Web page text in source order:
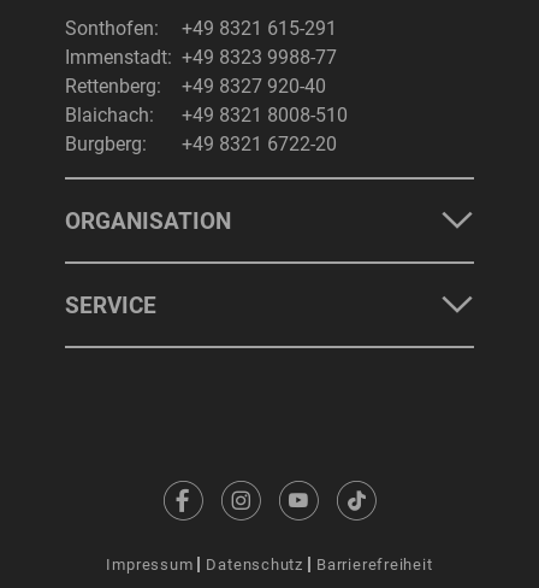
Sonthofen:
+49 8321 615-291
Immenstadt: +49 8323 9988-77
Rettenberg:
+49 8327 920-40
Blaichach:
+49 8321 8008-510
Burgberg:
+49 8321 6722-20
ORGANISATION
SERVICE
Impressum Datenschutz Barrierefreiheit